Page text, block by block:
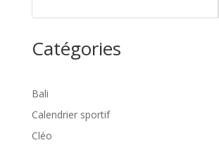
Catégories
Bali
Calendrier sportif
Cléo